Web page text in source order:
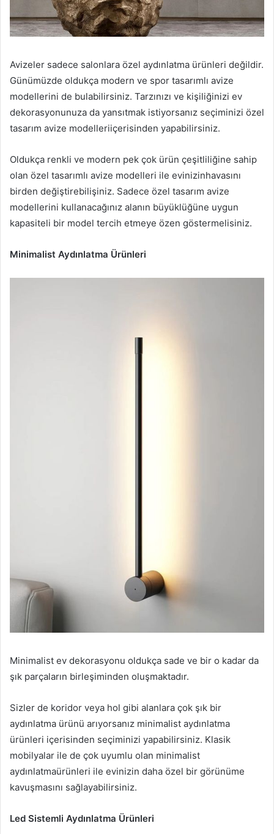
Avizeler sadece salonlara özel aydınlatma ürünleri değildir.
Günümüzde oldukça modern ve spor tasarımlı avize
modellerini de bulabilirsiniz. Tarzınızı ve kişiliğinizi ev
dekorasyonunuza da yansıtmak istiyorsanız seçiminizi özel
tasarım avize modelleriiçerisinden yapabilirsiniz.
Oldukça renkli ve modern pek çok ürün çeşitliliğine sahip
olan özel tasarımlı avize modelleri ile evinizinhavasını
birden değiştirebilişiniz. Sadece özel tasarım avize
modellerini kullanacağınız alanın büyüklüğüne uygun
kapasiteli bir model tercih etmeye özen göstermelisiniz.
Minimalist Aydınlatma Ürünleri
Minimalist ev dekorasyonu oldukça sade ve bir o kadar da
şık parçaların birleşiminden oluşmaktadır.
Sizler de koridor veya hol gibi alanlara çok şık bir
aydınlatma ürünü arıyorsanız minimalist aydınlatma
ürünleri içerisinden seçiminizi yapabilirsiniz. Klasik
mobilyalar ile de çok uyumlu olan minimalist
aydınlatmaürünleri ile evinizin daha özel bir görünüme
kavuşmasını sağlayabilirsiniz.
Led Sistemli Aydınlatma Ürünleri